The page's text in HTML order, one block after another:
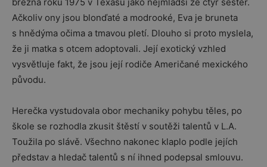
Ačkoliv ony jsou blonďaté a modrooké, Eva je bruneta
s hnědýma očima a tmavou pletí. Dlouho si proto myslela,
že ji matka s otcem adoptovali. Její exotický vzhled
vysvětluje fakt, že jsou její rodiče Američané mexického
původu.
Herečka vystudovala obor mechaniky pohybu těles, po
škole se rozhodla zkusit štěstí v soutěži talentů v L.A.
Toužila po slávě. Všechno nakonec klaplo podle jejích
představ a hledač talentů s ní ihned podepsal smlouvu.